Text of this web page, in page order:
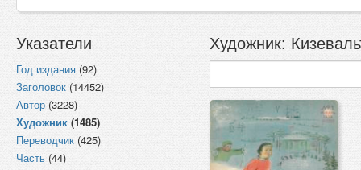
Указатели
Год издания (92)
Заголовок (14452)
Автор (3228)
Художник (1485)
Переводчик (425)
Часть (44)
Художник: